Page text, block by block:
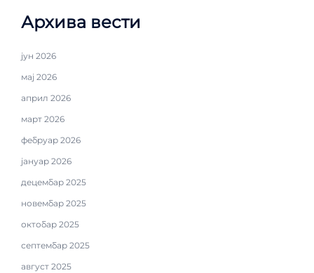
Архива вести
јун 2026
мај 2026
април 2026
март 2026
фебруар 2026
јануар 2026
децембар 2025
новембар 2025
октобар 2025
септембар 2025
август 2025